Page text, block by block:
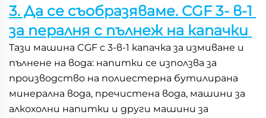
3. Да се съобразяваме. CGF 3- в-1
за пералня с пълнеж на капачки
Тази машина CGF с 3-в-1 капачка за измиване и
пълнене на вода: напитки се използва за
производство на полиестерна бутилирана
минерална вода, пречистена вода, машини за
алкохолни напитки и други машини за